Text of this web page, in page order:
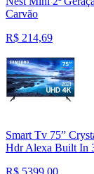
Carvão
R$ 214,69
Smart Tv 75”
Hdr Alexa Built In